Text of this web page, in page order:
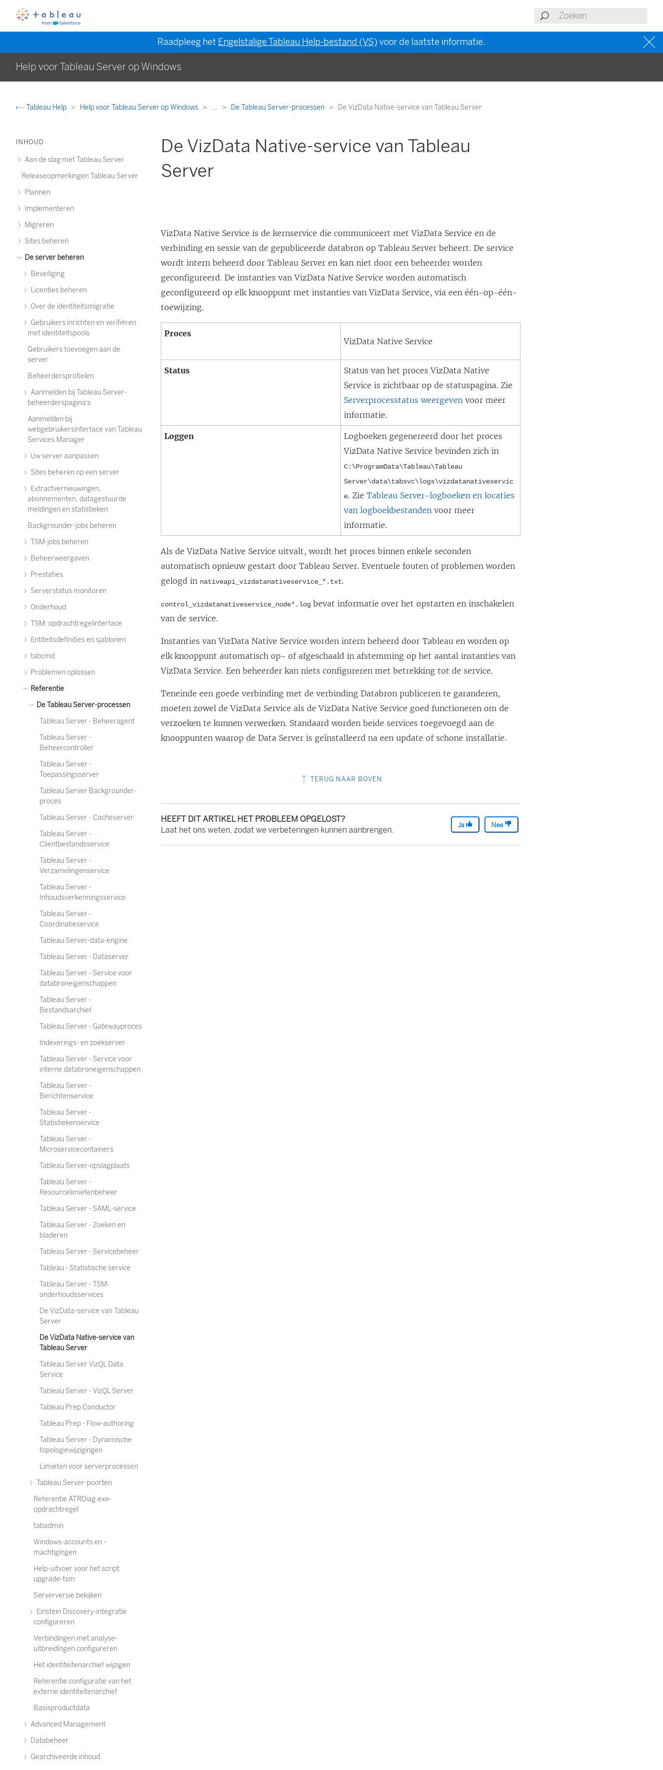
Raadpleeg het Engelstalige Tableau Help-bestand (VS) voor de laatste informatie.
Help voor Tableau Server op Windows
Tableau Help Help voor Tableau Server op Windows ... De Tableau Server-processen De VizData Native-service van Tableau Server
INHOUD
Aan de slag met Tableau Server
Releaseopmerkingen Tableau Server
Plannen
Implementeren
Migreren
Sites beheren
De server beheren
Beveiliging
Licenties beheren
Over de identiteitsmigratie
Gebruikers inrichten en verifiëren
met identiteitspools
Gebruikers toevoegen aan de
server
Beheerdersprofielen
Aanmelden bij Tableau Server-
beheerderspagina's
Aanmelden bij
webgebruikersinterface van Tableau
Services Manager
Uw server aanpassen
Sites beheren op een server
Extractvernieuwingen,
abonnementen, datagestuurde
meldingen en statistieken
Backgrounder-jobs beheren
TSM-jobs beheren
Beheerweergaven
Prestaties
Serverstatus monitoren
Onderhoud
TSM: opdrachtregelinterface
Entiteitsdefinities en sjablonen
tabcmd
Problemen oplossen
Referentie
De Tableau Server-processen
Tableau Server - Beheeragent
Tableau Server -
Beheercontroller
Tableau Server -
Toepassingsserver
Tableau Server Backgrounder-
proces
Tableau Server - Cacheserver
Tableau Server -
Clientbestandsservice
Tableau Server -
Verzamelingenservice
Tableau Server -
Inhoudsverkenningsservice
Tableau Server -
Coördinatieservice
Tableau Server-data-engine
Tableau Server - Dataserver
Tableau Server - Service voor
databroneigenschappen
Tableau Server -
Bestandsarchief
Tableau Server - Gatewayproces
Indexerings- en zoekserver
Tableau Server - Service voor
interne databroneigenschappen
Tableau Server -
Berichtenservice
Tableau Server -
Statistiekenservice
Tableau Server -
Microservicecontainers
Tableau Server-opslagplaats
Tableau Server -
Resourcelimietenbeheer
Tableau Server - SAML-service
Tableau Server - Zoeken en
bladeren
Tableau Server - Servicebeheer
Tableau - Statistische service
Tableau Server - TSM-
onderhoudsservices
De VizData-service van Tableau
Server
De VizData Native-service van
Tableau Server
Tableau Server VizQL Data
Service
Tableau Server - VizQL Server
Tableau Prep Conductor
Tableau Prep - Flow-authoring
Tableau Server - Dynamische
topologiewijzigingen
Limieten voor serverprocessen
Tableau Server-poorten
Referentie ATRDiag.exe-
opdrachtregel
tabadmin
Windows-accounts en -
machtigingen
Help-uitvoer voor het script
upgrade-tsm
Serverversie bekijken
Einstein Discovery-integratie
configureren
Verbindingen met analyse-
uitbreidingen configureren
Het identiteitenarchief wijzigen
Referentie configuratie van het
externe identiteitenarchief
Basisproductdata
Advanced Management
Databeheer
Gearchiveerde inhoud
De VizData Native-service van Tableau
Server
VizData Native Service is de kernservice die communiceert met VizData Service en de
verbinding en sessie van de gepubliceerde databron op Tableau Server beheert. De service
wordt intern beheerd door Tableau Server en kan niet door een beheerder worden
geconfigureerd. De instanties van VizData Native Service worden automatisch
geconfigureerd op elk knooppunt met instanties van VizData Service, via een één-op-één-
toewijzing.
Proces
VizData Native Service
Status Status van het procesVizData Native
Service is zichtbaar op de statuspagina. Zie
Serverprocesstatus weergeven voor meer
informatie.
Loggen
Logboeken gegenereerd door het proces
VizData Native Service bevinden zich in
C:\ProgramData\Tableau\Tableau
Server\data\tabsvc\logs\vizdatanativeservic
e. ZieTableau Server-logboeken en locaties
van logboekbestanden voor meer
informatie.
Als de VizData Native Service uitvalt, wordt het proces binnen enkele seconden
automatisch opnieuw gestart door Tableau Server. Eventuele fouten of problemen worden
gelogd in nativeapi_vizdatanativeservice_*.txt.
control_vizdatanativeservice_node*.log bevat informatie over het opstarten en inschakelen
van de service.
Instanties van VizData Native Service worden intern beheerd door Tableau en worden op
elk knooppunt automatisch op- of afgeschaald in afstemming op het aantal instanties van
VizData Service. Een beheerder kan niets configureren met betrekking tot de service.
Teneinde een goede verbinding met de verbinding Databron publiceren te garanderen,
moeten zowel de VizData Service als de VizData Native Service goed functioneren om de
verzoeken te kunnen verwerken. Standaard worden beide services toegevoegd aan de
knooppunten waarop de Data Server is geïnstalleerd na een update of schone installatie.
TERUG NAAR BOVEN
HEEFT DIT ARTIKEL HET PROBLEEM OPGELOST?
Laat het ons weten, zodat we verbeteringen kunnen aanbrengen.
Ja Nee